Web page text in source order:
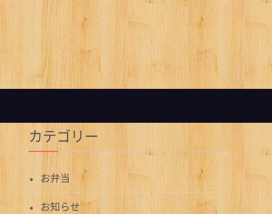
カテゴリー
お弁当
お知らせ